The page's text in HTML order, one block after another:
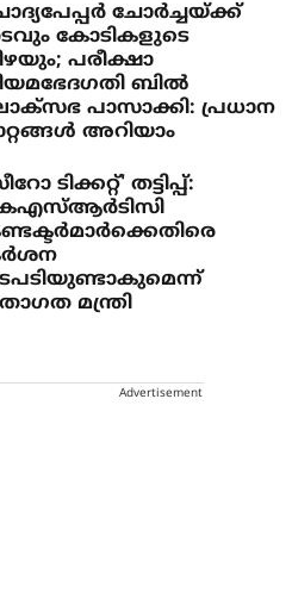
ചോർച്ചയ്ക്ക്
കോടികളുടെ
പരീക്ഷാ
ബിൽ
പാസാക്കി: പ്രധാന
അറിയാം
ടിക്കറ്റ്' തട്ടിപ്പ്:
മന്ത്രി
Advertisement